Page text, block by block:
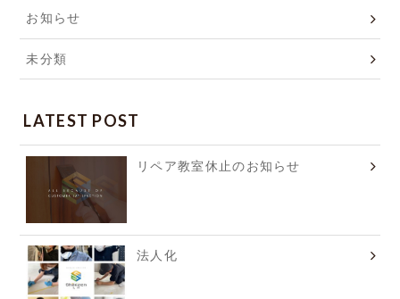
お知らせ
未分類
LATEST POST
リペア教室休止のお知らせ
法人化